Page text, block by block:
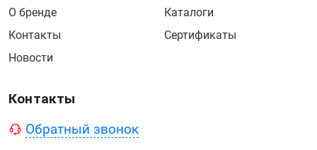
О бренде
Контакты
Новости
Каталоги
Сертификаты
Контакты
Обратный звонок